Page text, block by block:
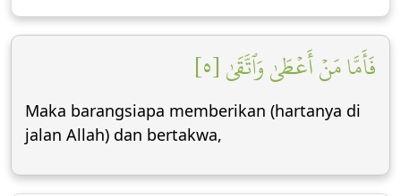
فَأَمَّا مَنۡ أَعۡطَىٰ وَٱتَّقَىٰ [٥]
Maka barangsiapa memberikan (hartanya di
jalan Allah) dan bertakwa,